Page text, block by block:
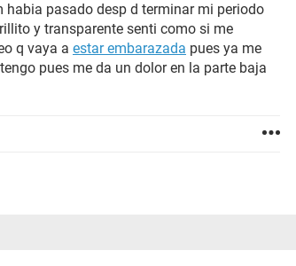
pasado desp d terminar mi periodo
y transparente senti como si me
q vaya a estar embarazada pues ya me
pues me da un dolor en la parte baja